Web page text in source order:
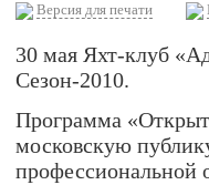
Версия для печати
30 мая Яхт-клуб
Сезон-2010.
Программа
московскую
профессиональной